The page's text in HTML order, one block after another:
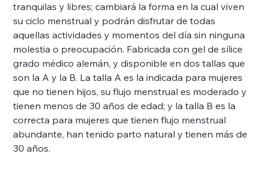
tranquilas y libres; cambiará la forma en la cual viven
su ciclo menstrual y podrán disfrutar de todas
aquellas actividades y momentos del día sin ninguna
molestia o preocupación. Fabricada con gel de sílice
grado médico alemán, y disponible en dos tallas que
son la A y la B. La talla A es la indicada para mujeres
que no tienen hijos, su flujo menstrual es moderado y
tienen menos de 30 años de edad; y la talla B es la
correcta para mujeres que tienen flujo menstrual
abundante, han tenido parto natural y tienen más de
30 años.